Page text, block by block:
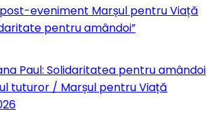
eveniment Marșul pentru Viață
pentru amândoi”
Paul: Solidaritatea pentru amândoi
tuturor / Marșul pentru Viață